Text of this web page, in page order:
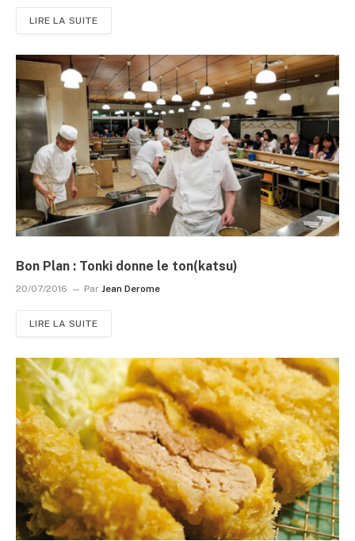
LIRE LA SUITE
Bon Plan : Tonki donne le ton(katsu)
20/07/2016 Par Jean Derome
LIRE LA SUITE